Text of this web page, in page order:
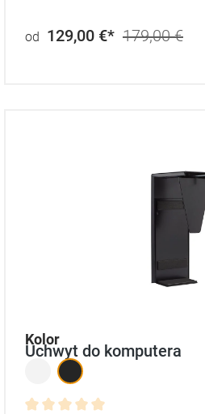
od 129,00 €* 179,00 €
Kolorauswählen
Uchwyt do komputera